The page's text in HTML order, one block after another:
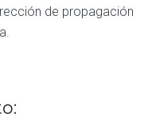
de propagación